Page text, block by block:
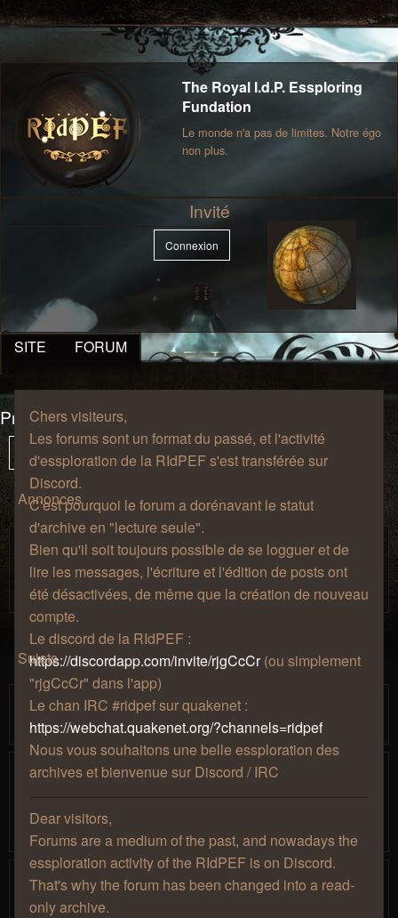
The Royal I.d.P. Essploring
Fundation
Le monde n'a pas de limites. Notre égo
non plus.
Invité
Connexion
SITE FORUM
Chers visiteurs,
Les forums sont un format du passé, et l'activité
d'essploration de la RIdPEF s'est transférée sur
Discord.
C'est pourquoi le forum a dorénavant le statut
d'archive en "lecture seule".
Bien qu'il soit toujours possible de se logguer et de
lire les messages, l'écriture et l'édition de posts ont
été désactivées, de même que la création de nouveau
compte.
Le discord de la RIdPEF :
https://discordapp.com/invite/rjgCcCr(ou simplement
"rjgCcCr" dans l'app)
Le chan IRC #ridpef sur quakenet :
https://webchat.quakenet.org/?channels=ridpef
Nous vous souhaitons une belle essploration des
archives et bienvenue sur Discord / IRC
Dear visitors,
Forums are a medium of the past, and nowadays the
essploration activity of the RIdPEF is on Discord.
That's why the forum has been changed into a read-
only archive.
Présentations et avancée des essplorateurs
Verrouillé 235 sujets
Annonces
Règles de bienséance.
parZhao» jeu. 27 août 2009, 12:57 » dansSalon de
café
Sujets
Abyssum, pirate itinérant
parPouletSansTete» mer. 20 sept. 2023, 14:18
Thaldrïn l'essplorateur du temps, de
l'espace et des trucs bizarres.
par
26 févr. 2016, 02:00
[C.V.] Kolgor, un explorateur classique
par » jeu. 20 mai 2021, 13:48